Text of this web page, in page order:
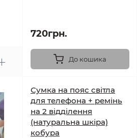
720грн.
До кошика
Сумка на пояс світла
для телефона + ремінь
на 2 відділення
(натуральна шкіра)
кобура